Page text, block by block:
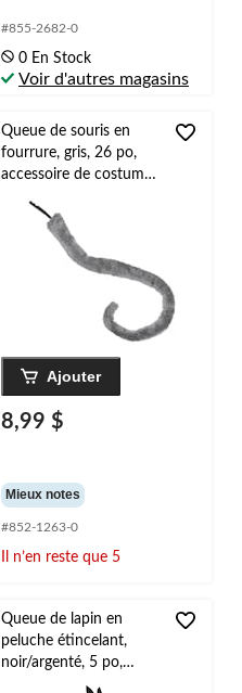
#855-2682-0
0 En Stock
Voir d'autres magasins
Queue de souris en
fourrure, gris, 26 po,
accessoire de costume
l'Halloween
Ajouter
8,99 $
Mieux notes
#852-1263-0
Il n’en reste que 5
Queue de lapin en
peluche étincelant,
noir/argenté, 5 po,
accessoire de costume